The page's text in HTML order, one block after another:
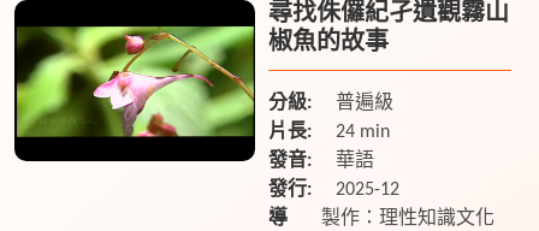
尋找侏儸紀孑遺觀霧山
椒魚的故事
分級:
普遍級
片長:
24 min
發音:
華語
發行:
2025-12
導
製作：理性知識文化